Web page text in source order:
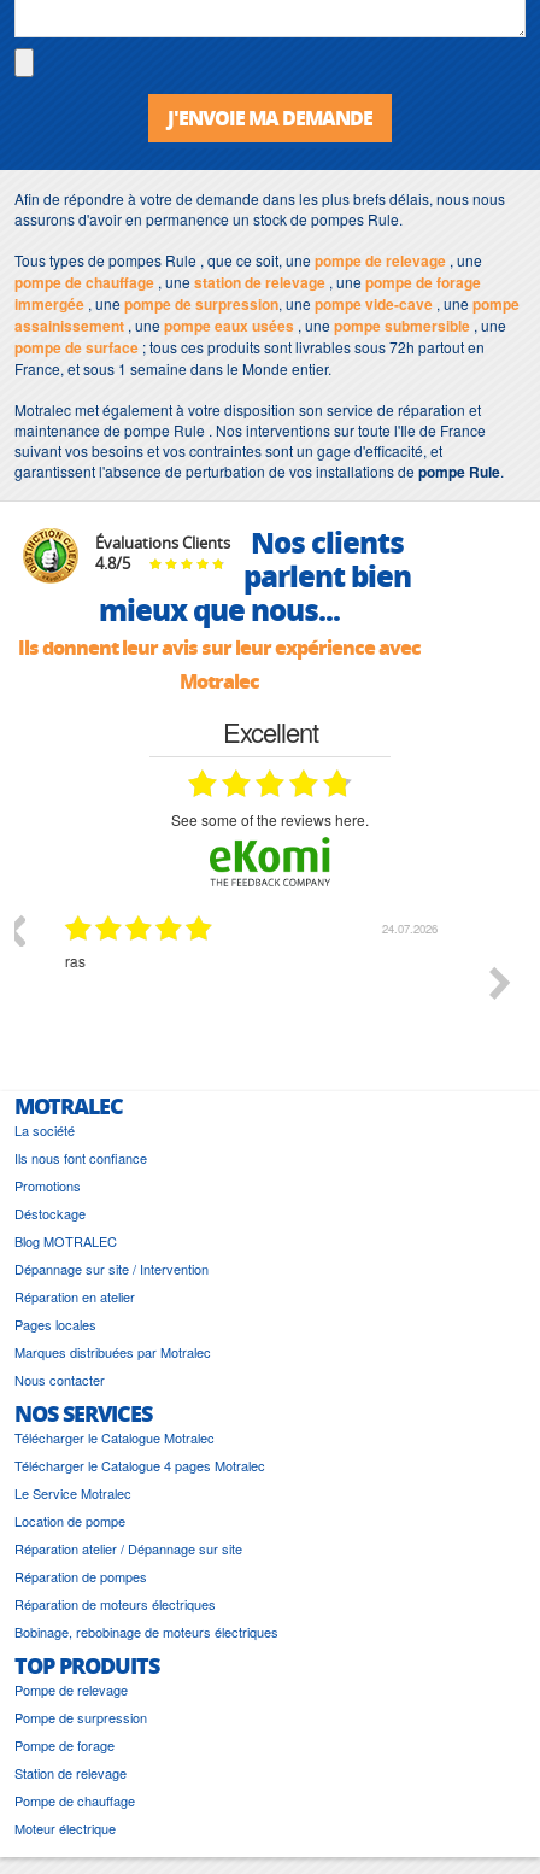
J'ENVOIE MA DEMANDE
Afin de répondre à votre de demande dans les plus brefs délais, nous nous
assurons d'avoir en permanence un stock de pompes Rule.
Tous types de pompes Rule , que ce soit, unepompe de relevage , une
pompe de chauffage , unestation de relevage , unepompe de forage
immergée , unepompe de surpression, unepompe vide-cave , unepompe
assainissement , unepompe eaux usées , unepompe submersible , une
pompe de surface ; tous ces produits sont livrables sous 72h partout en
France, et sous 1 semaine dans le Monde entier.
Motralec met également à votre disposition son service de réparation et
maintenance de pompe Rule . Nos interventions sur toute l'Ile de France
suivant vos besoins et vos contraintes sont un gage d'efficacité, et
garantissent l'absence de perturbation de vos installations depompe Rule.
Évaluations Clients
4.8/5
Nos clients
parlent bien
mieux que nous...
Ils donnent leur avis sur leur expérience avec
Motralec
Excellent
see some of the reviews here.
18.07.2026
Monsieur Delhaye est une personne disponible, à
MOTRALEC
La société
Ils nous font confiance
Promotions
Déstockage
Blog MOTRALEC
Dépannage sur site / Intervention
Réparation en atelier
Pages locales
Marques distribuées par Motralec
Nous contacter
NOS SERVICES
Télécharger le Catalogue Motralec
Télécharger le Catalogue 4 pages Motralec
Le Service Motralec
Location de pompe
Réparation atelier / Dépannage sur site
Réparation de pompes
Réparation de moteurs électriques
Bobinage, rebobinage de moteurs électriques
TOP PRODUITS
Pompe de relevage
Pompe de surpression
Pompe de forage
Station de relevage
Pompe de chauffage
Moteur électrique